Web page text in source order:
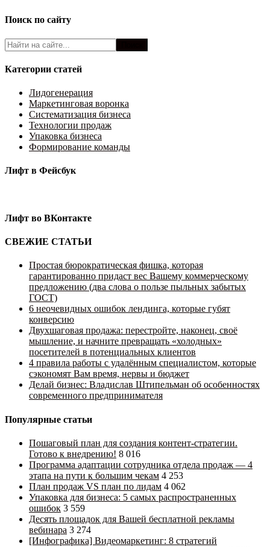
Поиск по сайту
Категории статей
Лидогенерация
Маркетинговая воронка
Систематизация бизнеса
Технологии продаж
Упаковка бизнеса
Формирование команды
Лифт в Фейсбук
Лифт во ВКонтакте
СВЕЖИЕ СТАТЬИ
Простая бюрократическая фишка, которая
гарантированно придаст вес Вашему коммерческому
предложению (два слова о пользе пыльных забытых
ГОСТ)
6 неочевидных ошибок лендинга, которые губят
конверсию
Двухшаговая продажа: перестройте, наконец, своё
мышление, и начните превращать «холодных»
посетителей в потенциальных клиентов
4 правила работы с удалённым специалистом, которые
сэкономят Вам время, нервы и бюджет
Делай бизнес: Владислав Штипельман об особенностях
современного предпринимателя
Популярные статьи
Пошаговый план для создания контент-стратегии.
Готово к внедрению! 8 016
Программа адаптации сотрудника отдела продаж — 4
этапа на пути к большим чекам 4 253
План продаж VS план по лидам 4 062
Упаковка для бизнеса: 5 самых распространенных
ошибок 3 559
Десять площадок для Вашей бесплатной рекламы
вебинара 3 274
[Инфографика] Видеомаркетинг: 8 стратегий